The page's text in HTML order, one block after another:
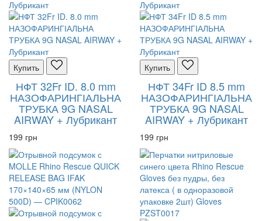
Купить
НФТ 32Fr ID. 8.0 mm
НАЗОФАРИНГІАЛЬНА
ТРУБКА 9G NASAL
AIRWAY + Лубрикант
199 грн
Купить
НФТ 34Fr ID 8.5 mm
НАЗОФАРИНГІАЛЬНА
ТРУБКА 9G NASAL
AIRWAY + Лубрикант
199 грн